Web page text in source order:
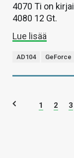
4070 Ti on
4080 12 Gt.
Lue lisää
AD104 GeForce
1 2 3